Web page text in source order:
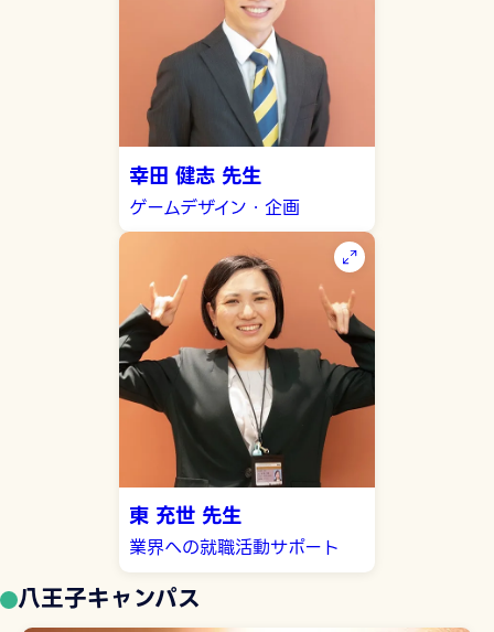
幸田 健志 先生
ゲームデザイン・企画
東 充世 先生
業界への就職活動サポート
八王子キャンパス